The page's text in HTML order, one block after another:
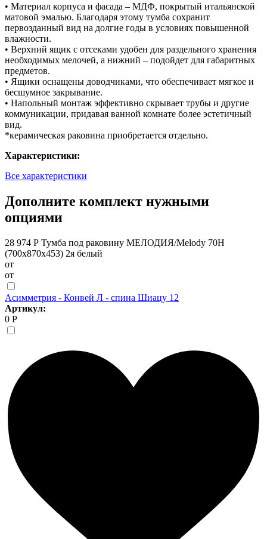
• Материал корпуса и фасада – МДФ, покрытый итальянской
матовой эмалью. Благодаря этому тумба сохранит
первозданный вид на долгие годы в условиях повышенной
влажности.
• Верхний ящик с отсеками удобен для раздельного хранения
необходимых мелочей, а нижний – подойдет для габаритных
предметов.
• Ящики оснащены доводчиками, что обеспечивает мягкое и
бесшумное закрывание.
• Напольный монтаж эффективно скрывает трубы и другие
коммуникации, придавая ванной комнате более эстетичный
вид.
*керамическая раковина приобретается отдельно.
Характеристики:
Все характеристики
Дополните комплект нужными
опциями
28 974 Р Тумба под раковину МЕЛОДИЯ/Melody 70Н
(700х870х453) 2я белый
от
от
Асимметрия - Конвей Л - спина Шиацу 12
Артикул:
0 Р